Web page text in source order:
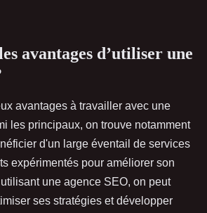
avantages d’utiliser une
avantages à travailler avec une
les principaux, on trouve notamment
d'un large éventail de services
expérimentés pour améliorer son
une agence SEO, on peut
ses stratégies et développer